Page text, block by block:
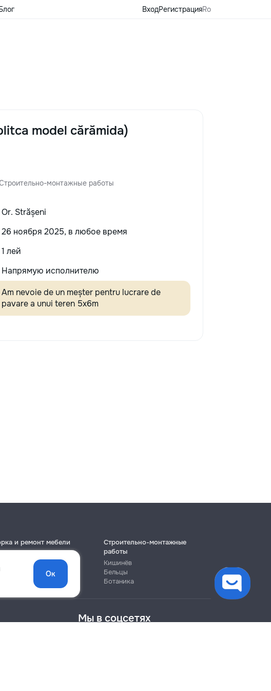
ВходРегистрацияRo
model cărămida)
монтажные работы
Or. Strășeni
26 ноября 2025, в любое время
1 лей
Напрямую исполнителю
Am nevoie de un meșter pentru lucrare de
pavare a unui teren 5x6m
Ок
и ремонт мебели
Строительно-монтажные
работы
Кишинёв
Бельцы
Ботаника
Мы в соцсетях